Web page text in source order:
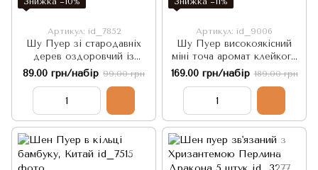
Артикул: id_7852
Шу Пуер зі стародавніх
дерев оздоровчий із
клейким рисом міні точа 5
штук по 5 г. Китай
89.00 грн/набір 99.00 грн
Артикул: id_9006
Шу Пуер високоякісний
міні точа аромат клейкого
рису 2003р. 7г. 5шт. Китай
169.00 грн/набір 189.00 грн